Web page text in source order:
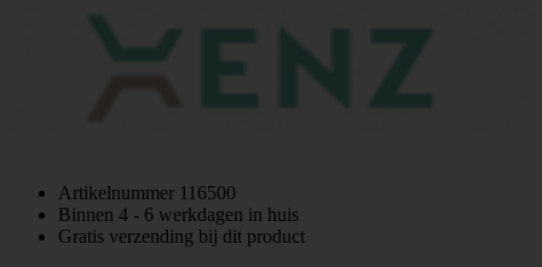
Artikelnummer 116500
Binnen 4 - 6 werkdagen in huis
Gratis verzending bij dit product